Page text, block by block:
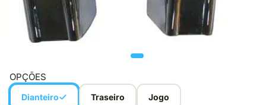
OPÇÕES
Dianteiro Traseiro Jogo